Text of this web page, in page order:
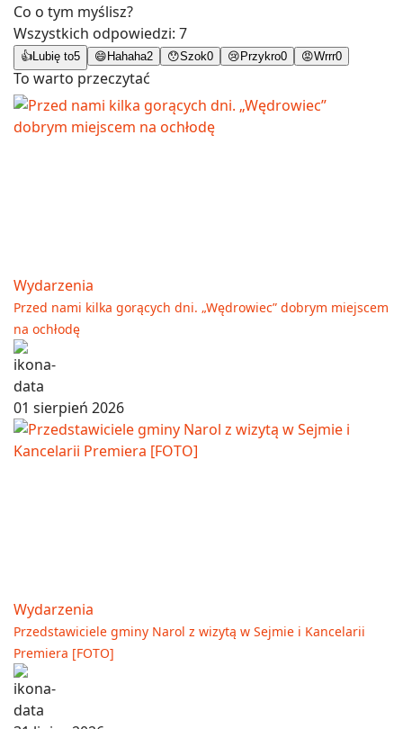
Co o tym myślisz?
Wszystkich odpowiedzi: 7
👍 Lubię to5 😄 Hahaha2 😯Szok0 😢 Przykro0 😡Wrrr0
To warto przeczytać
Wydarzenia
Przed nami kilka gorących dni. „Wędrowiec” dobrym miejscem
na ochłodę
01 sierpień 2026
Wydarzenia
Przedstawiciele gminy Narol z wizytą w Sejmie i Kancelarii
Premiera [FOTO]